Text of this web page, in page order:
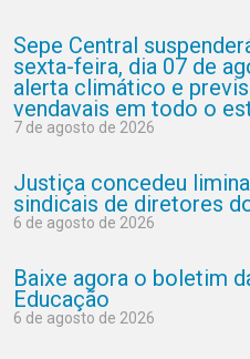
Sepe Central
sexta-feira, dia 07 de
alerta climático e
vendavais em todo o
7 de agosto de 2026
Justiça concedeu
sindicais de diretores
6 de agosto de 2026
Baixe agora o boletim
Educação
6 de agosto de 2026